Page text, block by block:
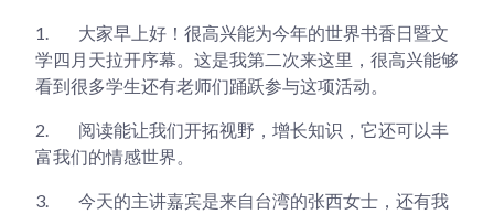
1.
大家早上好！很高兴能为今年的世界书香日暨文
学四月天拉开序幕。这是我第二次来这里，很高兴能够
看到很多学生还有老师们踊跃参与这项活动。
2.
阅读能让我们开拓视野，增长知识，它还可以丰
富我们的情感世界。
3.
今天的主讲嘉宾是来自台湾的张西女士，还有我